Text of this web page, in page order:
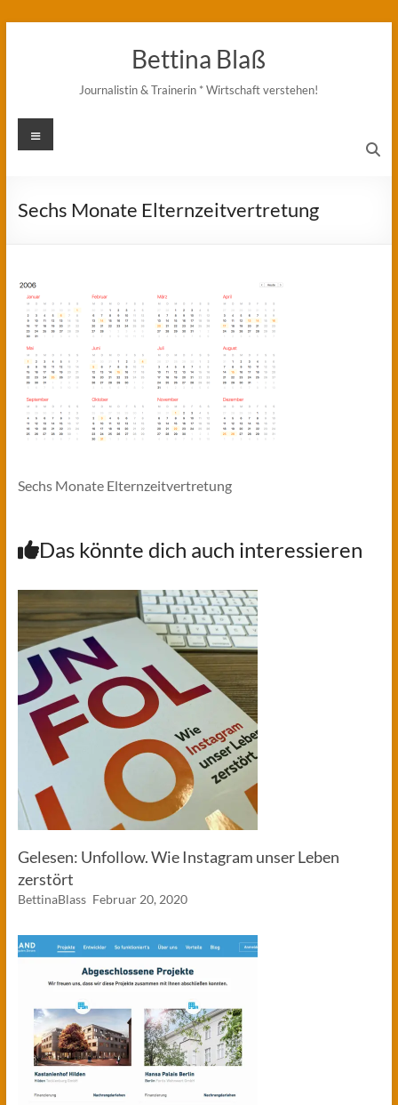
Bettina Blaß
Journalistin & Trainerin * Wirtschaft verstehen!
Menü
Sechs Monate Elternzeitvertretung
Sechs Monate Elternzeitvertretung
Das könnte dich auch interessieren
Gelesen: Unfollow. Wie Instagram unser Leben
zerstört
BettinaBlass Februar 20, 2020